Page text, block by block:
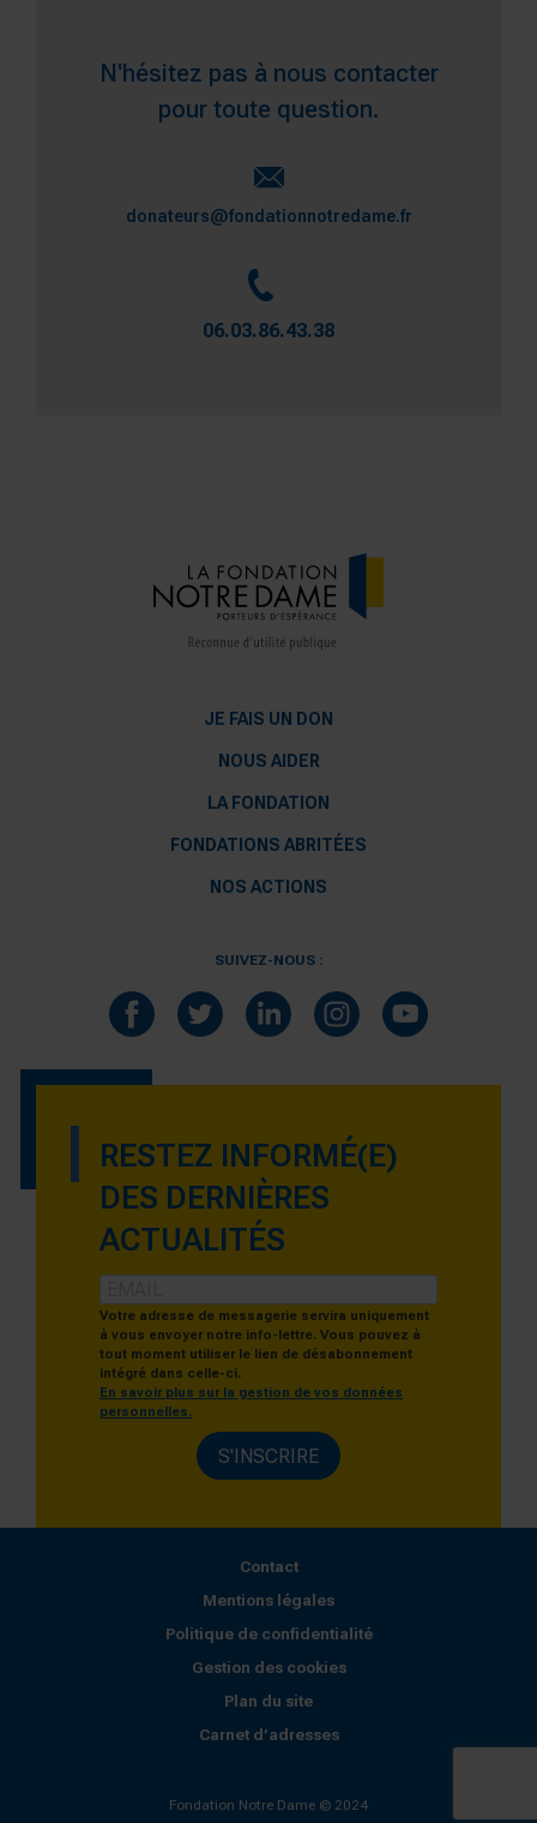
N'hésitez pas à nous contacter
pour toute question.
donateurs@fondationnotredame.fr
06.03.86.43.38
JE FAIS UN DON
NOUS AIDER
LA FONDATION
FONDATIONS ABRITÉES
NOS ACTIONS
SUIVEZ-NOUS :
RESTEZ INFORMÉ(E)
DES DERNIÈRES
ACTUALITÉS
Votre adresse de messagerie servira uniquement
à vous envoyer notre info-lettre. Vous pouvez à
tout moment utiliser le lien de désabonnement
intégré dans celle-ci.
En savoir plus sur la gestion de vos données
personnelles.
S'INSCRIRE
Contact
Mentions légales
Politique de confidentialité
Gestion des cookies
Plan du site
Carnet d’adresses
Fondation Notre Dame © 2024